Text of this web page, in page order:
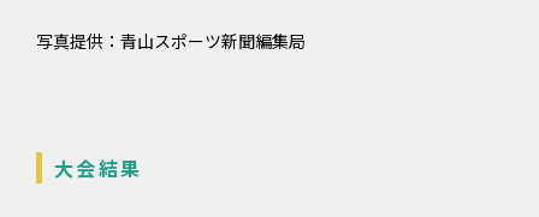
写真提供：青山スポーツ新聞編集局
大会結果